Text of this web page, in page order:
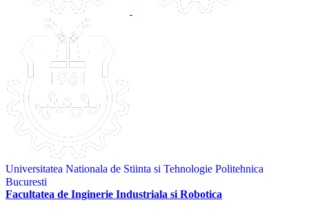
Universitatea Nationala de Stiinta si Tehnologie Politehnica
Bucuresti
Facultatea de Inginerie Industriala si Robotica